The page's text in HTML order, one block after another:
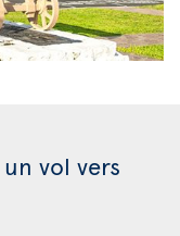
vol vers